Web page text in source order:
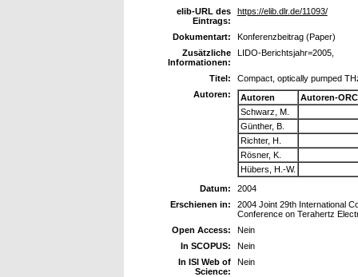
elib-URL des
Eintrags:
https://elib.dlr.de/11093/
Dokumentart:
Konferenzbeitrag (Paper)
Zusätzliche
Informationen:
LIDO-Berichtsjahr=2005,
Titel:
Compact, optically pumped
Autoren:
Autoren
Autoren-
Schwarz, M.
Günther, B.
Richter, H.
Rösner, K.
Hübers, H.-W.
Datum:
2004
Erschienen in:
2004 Joint 29th International
Conference on Terahertz
Open Access:
Nein
In SCOPUS:
Nein
In ISI Web of
Science:
Nein